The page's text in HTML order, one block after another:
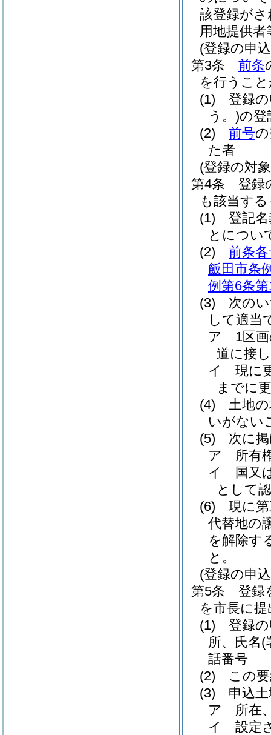
該登録が
用地提供
(登録の申
第3条
前条
を行うこ
(1)
登録
う。)の登
(2)
前号
た者
(登録の対
第4条
登録
も該当す
(1)
登記
とについ
(2)
前条
飯田市条
例第6条
(3)
次の
して適当
ア
1区
道に接
イ
現に
までに
(4)
土地
いがない
(5)
次に
ア
所有
イ
国又
として
(6)
現に
代替地の
を解除す
と。
(登録の申
第5条
登録
を市長に
(1)
登録
所、氏名(
話番号
(2)
この
(3)
申込
ア
所在
イ
設定